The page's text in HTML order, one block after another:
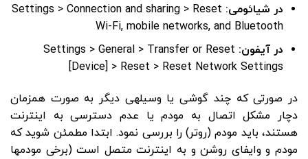
در شیائومی: Settings > Connection and sharing > Reset
Wi-Fi, mobile networks, and Bluetooth
در آیفون: Settings > General > Transfer or Reset
[Device] > Reset > Reset Network Settings
در صورتی که چند گوشی یا وسیله­ی دیگر به صورت همزمان
دچار مشکل اتصال به مودم یا عدم دسترسی به اینترنت
هستند، باید مودم (روتر) را بررسی نمود. ابتدا مطمئن شوید که
مودم و وایفای روشن و به اینترنت متصل است (برخی مودم­ها